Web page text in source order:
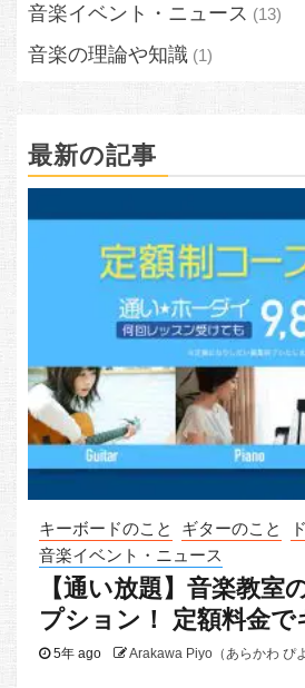
音楽イベント・ニュース (13)
音楽の理論や知識 (1)
最新の記事
キーボードのこと ギターのこと
音楽イベント・ニュース
【通い放題】音楽教室
プション！ 定額料金で
ムもピアノも
5年 ago Arakawa Piyo（あらかわ ぴよ